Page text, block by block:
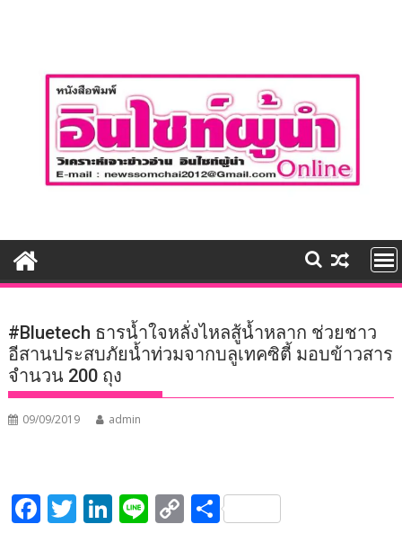
#Bluetech ธารน้ำใจหลั่งไหลสู้น้ำหลาก ช่วยชาว
อีสานประสบภัยน้ำท่วมจากบลูเทคซิตี้ มอบข้าวสาร
จำนวน 200 ถุง
09/09/2019 admin
F T Li Li C S